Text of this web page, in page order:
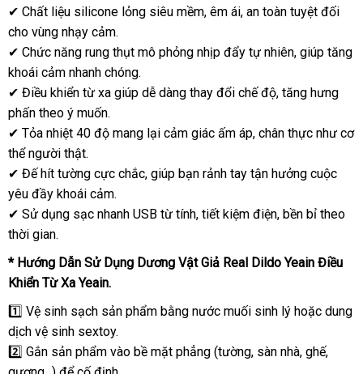
✔ Chất liệu silicone lỏng siêu mềm, êm ái, an toàn tuyệt đối
cho vùng nhạy cảm.
✔ Chức năng rung thụt mô phỏng nhịp đẩy tự nhiên, giúp tăng
khoái cảm nhanh chóng.
✔ Điều khiển từ xa giúp dễ dàng thay đổi chế độ, tăng hưng
phấn theo ý muốn.
✔ Tỏa nhiệt 40 độ mang lại cảm giác ấm áp, chân thực như cơ
thể người thật.
✔ Đế hít tường cực chắc, giúp bạn rảnh tay tận hưởng cuộc
yêu đầy khoái cảm.
✔ Sử dụng sạc nhanh USB từ tính, tiết kiệm điện, bền bỉ theo
thời gian.
* Hướng Dẫn Sử Dụng Dương Vật Giả Real Dildo Yeain Điều
Khiển Từ Xa Yeain.
1️⃣ Vệ sinh sạch sản phẩm bằng nước muối sinh lý hoặc dung
dịch vệ sinh sextoy.
2️⃣ Gắn sản phẩm vào bề mặt phẳng (tường, sàn nhà, ghế,